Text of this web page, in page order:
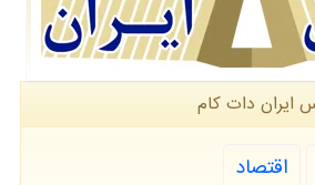
دات كام
اقتصاد